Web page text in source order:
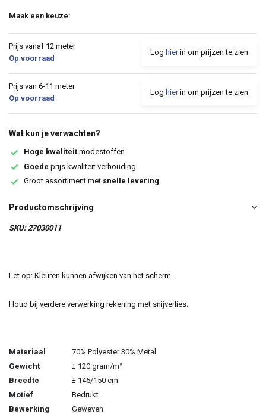
Maak een keuze:
Prijs vanaf 12 meter
Op voorraad
Log hierin om prijzen te zien
Prijs van 6-11 meter
Op voorraad
Log hierin om prijzen te zien
Wat kun je verwachten?
Hoge kwaliteit modestoffen
Goede prijs kwaliteit verhouding
Groot assortiment met snelle levering
Productomschrijving
SKU: 27030011
Let op: Kleuren kunnen afwijken van het scherm.
Houd bij verdere verwerking rekening met snijverlies.
Materiaal
70% Polyester 30% Metal
Gewicht
± 120 gram/m²
Breedte
± 145/150 cm
Motief
Bedrukt
Bewerking
Geweven